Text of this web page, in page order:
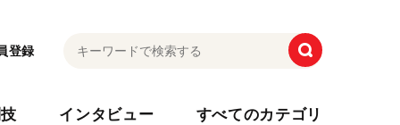
登録
インタビュー すべてのカテゴリ